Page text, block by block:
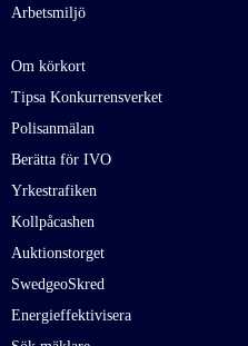
Arbetsmiljö
Om körkort
Tipsa Konkurrensverket
Polisanmälan
Berätta för IVO
Yrkestrafiken
Kollpåcashen
Auktionstorget
SwedgeoSkred
Energieffektivisera